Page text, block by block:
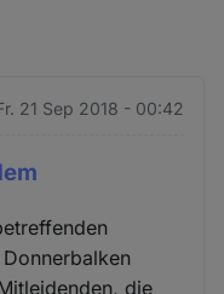
21 Sep 2018 - 00:42
die